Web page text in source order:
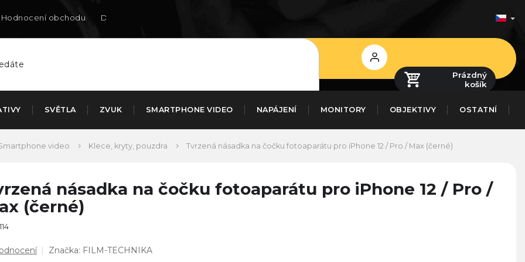
Hodnocení obchodu Doručení na SK
Přihlášení
Prázdný
košík
SVĚTLA ZVUK SMARTPHONE VIDEO NAPÁJENÍ MONITORY OBJEKTIVY OSTATNÍ
video Klece, kryty, pouzdra Tvrzená násadka na čočku fotoaparátu pro iPhone 12 / Pro / Max (černé)
násadka na čočku fotoaparátu pro iPhone 12 / Pro /
(černé)
Značka: FILM-TECHNIKA